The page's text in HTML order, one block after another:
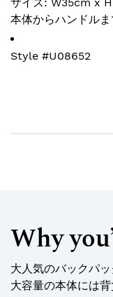
サイズ: W35cm x
本体からハンドル
Style #U08652
Why
大人気のバックパッ
大容量の本体には